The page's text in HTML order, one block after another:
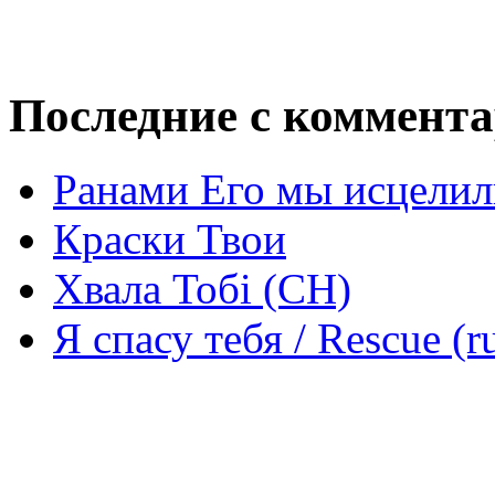
Последние с
Ранами Его мы
Краски Твои
Хвала Тобі (СН)
Я спасу тебя / Rescue